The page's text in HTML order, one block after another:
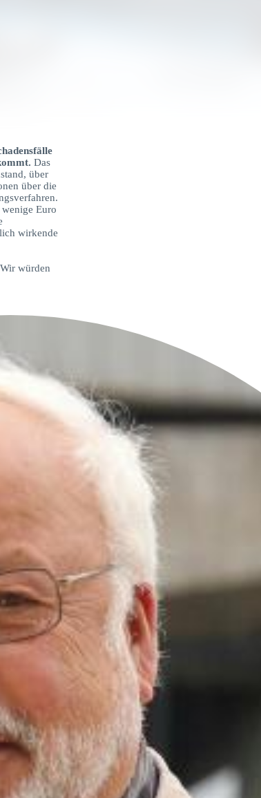
Das
über
über die
Euro
wirkende
würden